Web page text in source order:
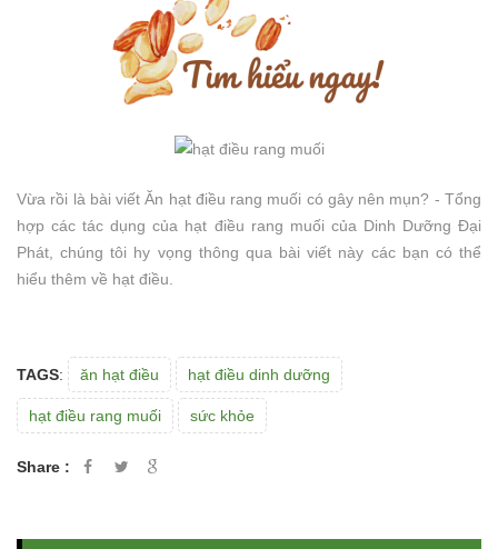
Vừa rồi là bài viết Ăn hạt điều rang muối có gây nên mụn? - Tổng
hợp các tác dụng của hạt điều rang muối của Dinh Dưỡng Đại
Phát, chúng tôi hy vọng thông qua bài viết này các bạn có thể
hiểu thêm về hạt điều.
TAGS: ăn hạt điều hạt điều dinh dưỡng
hạt điều rang muối sức khỏe
Share :